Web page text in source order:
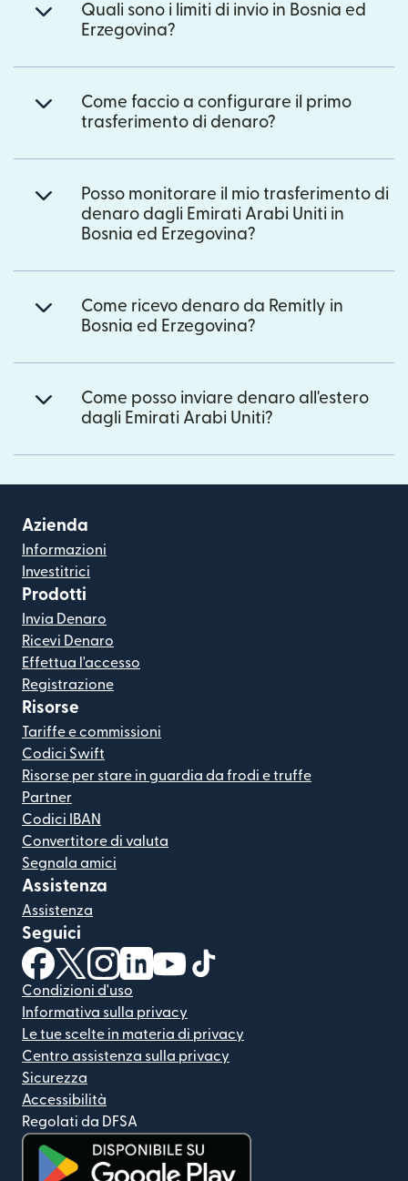
Quali sono i limiti di invio in Bosnia ed
Erzegovina?
Come faccio a configurare il primo
trasferimento di denaro?
Posso monitorare il mio trasferimento di
denaro dagli Emirati Arabi Uniti in
Bosnia ed Erzegovina?
Come ricevo denaro da Remitly in
Bosnia ed Erzegovina?
Come posso inviare denaro all'estero
dagli Emirati Arabi Uniti?
Azienda
Informazioni
Investitrici
Prodotti
Invia Denaro
Ricevi Denaro
Effettua l'accesso
Registrazione
Risorse
Tariffe e commissioni
Codici Swift
Risorse per stare in guardia da frodi e truffe
Partner
Codici IBAN
Convertitore di valuta
Segnala amici
Assistenza
Assistenza
Seguici
(si apre in una nuova finestra)
(si apre in una nuova finestra)
(si apre in una nuova finestra)
(si apre in una nuova finestra)
(si apre in una nuova finestra)
Condizioni d'uso
Informativa sulla privacy
Le tue scelte in materia di privacy
Centro assistenza sulla privacy
Sicurezza
Accessibilità
Regolati da DFSA